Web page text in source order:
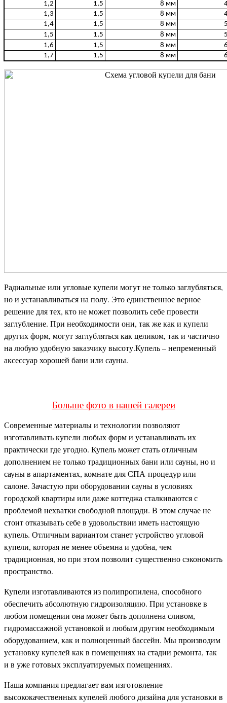
1,2 1,5 8 мм
1,3
1,5 8 мм
1,4
1,5 8 мм
1,5
1,5 8 мм
1,6
1,5 8 мм
1,7
1,5 8 мм
Радиальные или угловые купели могут не только заглубляться,
но и устанавливаться на полу. Это единственное верное
решение для тех, кто не может позволить себе провести
заглубление. При необходимости они, так же как и купели
других форм, могут заглубляться как целиком, так и частично
на любую удобную заказчику высоту.Купель – непременный
аксессуар хорошей бани или сауны.
Больше фото в нашей галереи
Современные материалы и технологии позволяют
изготавливать купели любых форм и устанавливать их
практически где угодно. Купель может стать отличным
дополнением не только традиционных бани или сауны, но и
сауны в апартаментах, комнате для СПА-процедур или
салоне. Зачастую при оборудовании сауны в условиях
городской квартиры или даже коттеджа сталкиваются с
проблемой нехватки свободной площади. В этом случае не
стоит отказывать себе в удовольствии иметь настоящую
купель. Отличным вариантом станет устройство угловой
купели, которая не менее объемна и удобна, чем
традиционная, но при этом позволит существенно сэкономить
пространство.
Купели изготавливаются из полипропилена, способного
обеспечить абсолютную гидроизоляцию. При установке в
любом помещении она может быть дополнена сливом,
гидромассажной установкой и любым другим необходимым
оборудованием, как и полноценный бассейн. Мы производим
установку купелей как в помещениях на стадии ремонта, так
и в уже готовых эксплуатируемых помещениях.
Наша компания предлагает вам изготовление
высококачественных купелей любого дизайна для установки в